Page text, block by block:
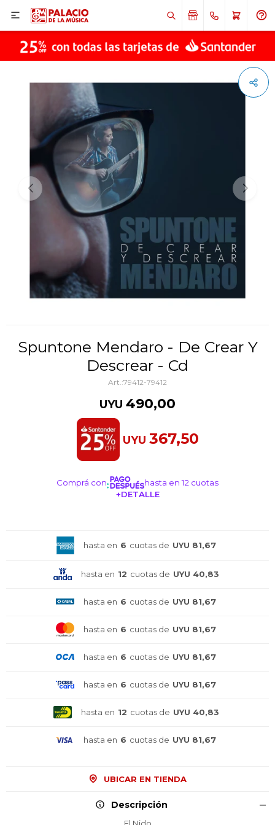

Spuntone Mendaro - De Crear Y
Descrear - Cd
79412-79412
UYU 490,00
UYU 367,50
Comprá con
hasta en 12 cuotas
+DETALLE
hasta en 6 cuotas de UYU 81,67
hasta en 12 cuotas de UYU 40,83
hasta en 6 cuotas de UYU 81,67
hasta en 6 cuotas de UYU 81,67
hasta en 6 cuotas de UYU 81,67
hasta en 6 cuotas de UYU 81,67
hasta en 12 cuotas de UYU 40,83
hasta en 6 cuotas de UYU 81,67
UBICAR EN TIENDA
Descripción
El Nido
¡Sumate a la forma más ágil de
comprar!
Comprá en 3 cuotas sin recargo o hasta en
12 cuotas * ¡Solo con tu cédula!
¡Sumate a la forma más ágil de
comprar!
Comprá en 3 cuotas sin recargo o hasta en
12 cuotas * ¡Solo con tu cédula!
¡Sumate a la forma más ágil de
comprar!
Comprá en 3 cuotas sin recargo o hasta en
12 cuotas * ¡Solo con tu cédula!